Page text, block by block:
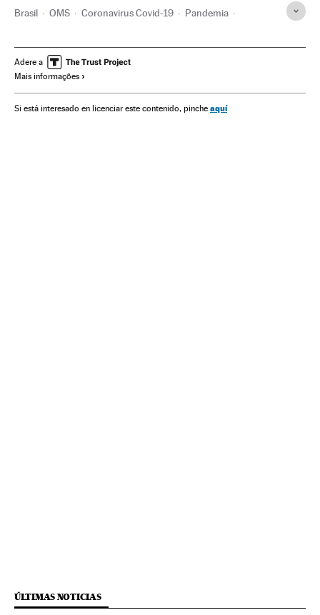
Brasil OMS Coronavirus Covid-19 Pandemia
ONG Voluntariado Voluntarios
Adere a
Mais informações
Si está interesado en licenciar este contenido, pinche aquí
ÚLTIMAS NOTICIAS